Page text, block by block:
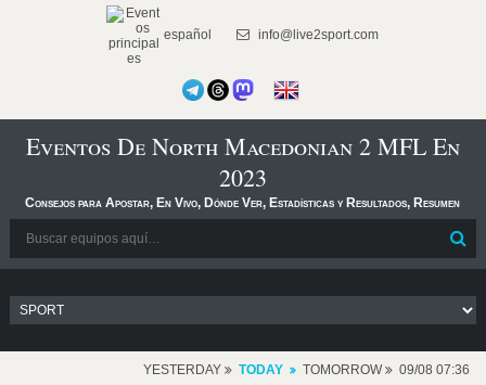
español info@live2sport.com
Eventos De North Macedonian 2 MFL En
2023
Consejos para Apostar, En Vivo, Dónde Ver, Estadísticas y Resultados, Resumen
YESTERDAY TODAY TOMORROW 09/08 07:36